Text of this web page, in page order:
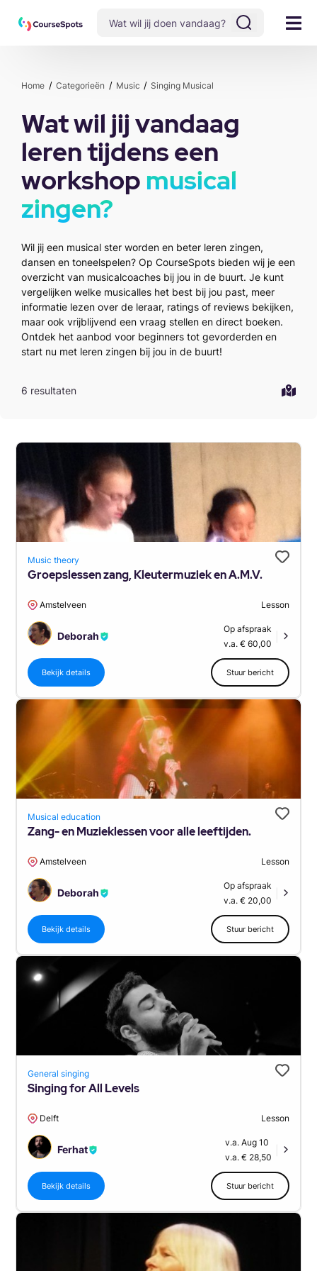
Home Categorieën Music Singing Musical
Wat wil jij vandaag
leren tijdens een
workshop musical
zingen?
Wil jij een musical ster worden en beter leren zingen,
dansen en toneelspelen? Op CourseSpots bieden wij je een
overzicht van musicalcoaches bij jou in de buurt. Je kunt
vergelijken welke musicalles het best bij jou past, meer
informatie lezen over de leraar, ratings of reviews bekijken,
maar ook vrijblijvend een vraag stellen en direct boeken.
Ontdek het aanbod voor beginners tot gevorderden en
start nu met leren zingen bij jou in de buurt!
6 resultaten
Music theory
Groepslessen zang, Kleutermuziek en A.M.V.
Amstelveen Lesson
Deborah
Op afspraak
v.a. € 60,00
Bekijk details Stuur bericht
Musical education
Zang- en Muzieklessen voor alle leeftijden.
Amstelveen Lesson
Deborah
Op afspraak
v.a. € 20,00
Bekijk details Stuur bericht
General singing
Singing for All Levels
Delft Lesson
Ferhat
v.a. Aug 10
v.a. € 28,50
Bekijk details Stuur bericht